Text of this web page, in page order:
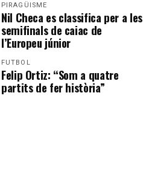
PIRAGÜISME
Nil Checa es classifica per a les
semifinals de caiac de
l’Europeu júnior
FUTBOL
Felip Ortiz: “Som a quatre
partits de fer història”